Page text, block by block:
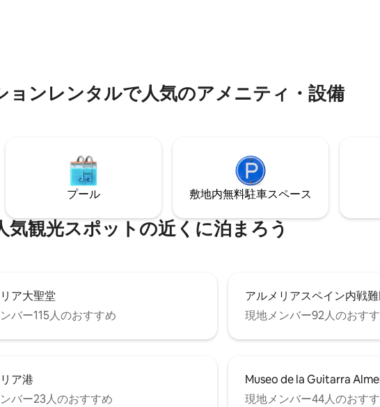
ョンレンタルで人気のアメニティ・設備
プール 敷地内無料駐⁠車ス⁠ペ⁠ー⁠ス
気観光スポットの近くに泊まろう
ア大聖堂
バー115人のおすすめ
アルメリアスペイン内戦
現地メンバー92人のおす
ア港
バー23人のおすすめ
Museo de la Guitarra
現地メンバー44人のおす